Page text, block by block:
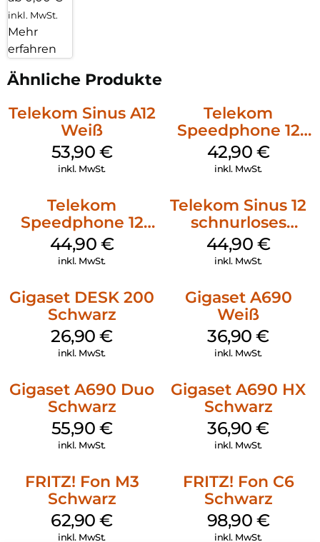
inkl. MwSt.
Mehr
erfahren
Ähnliche Produkte
Telekom Sinus A12
Weiß
53,90 €
inkl. MwSt.
Telekom
Speedphone 12
Schwarz
42,90 €
inkl. MwSt.
Telekom
Speedphone 12
Petrol
44,90 €
inkl. MwSt.
Telekom Sinus 12
schnurloses
Analog Telefon
Weiß
44,90 €
inkl. MwSt.
Gigaset DESK 200
Schwarz
26,90€
inkl. MwSt.
Gigaset A690
Weiß
36,90€
inkl. MwSt.
Gigaset A690 Duo
Schwarz
55,90 €
inkl. MwSt.
Gigaset A690 HX
Schwarz
36,90€
inkl. MwSt.
FRITZ! Fon M3
Schwarz
62,90€
inkl. MwSt.
FRITZ! Fon C6
Schwarz
98,90 €
inkl. MwSt.